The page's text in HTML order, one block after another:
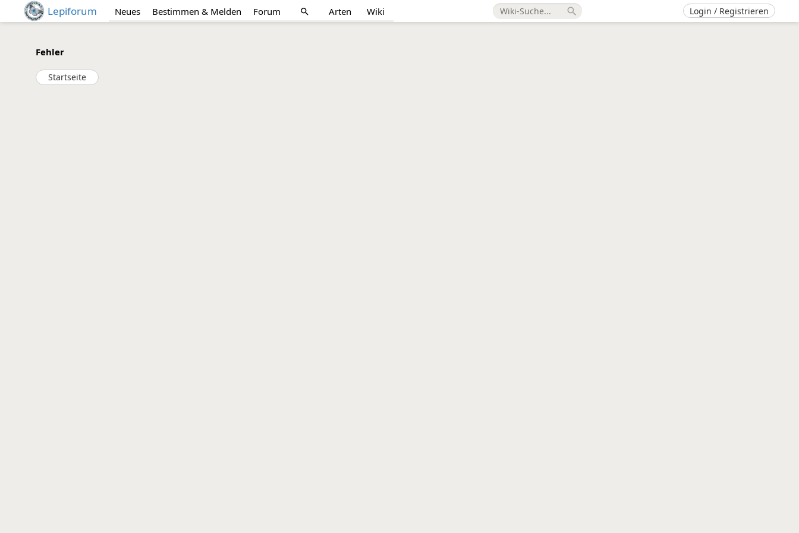
Lepiforum Neues Bestimmen & Melden Forum search Arten Wiki search Login / Registrieren
Fehler
Startseite